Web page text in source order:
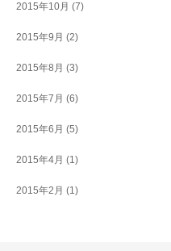
2015年10月 (7)
2015年9月 (2)
2015年8月 (3)
2015年7月 (6)
2015年6月 (5)
2015年4月 (1)
2015年2月 (1)